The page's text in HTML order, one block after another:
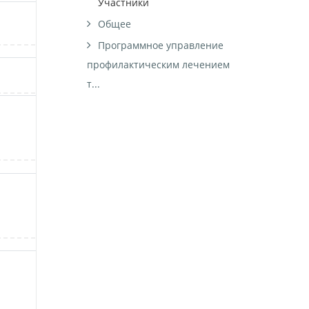
Общее
Программное управление
профилактическим лечением
т...